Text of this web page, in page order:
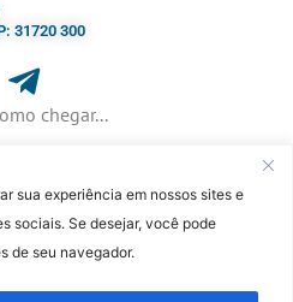
sua experiência em nossos sites e
sociais. Se desejar, você pode
de seu navegador.
31720 300
chegar...
3115-7000​
de Souza